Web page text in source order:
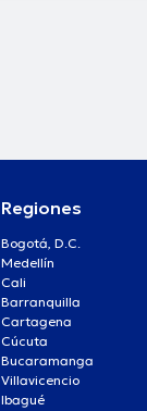
Regiones
Bogotá, D.C.
Medellín
Cali
Barranquilla
Cartagena
Cúcuta
Bucaramanga
Villavicencio
Ibagué